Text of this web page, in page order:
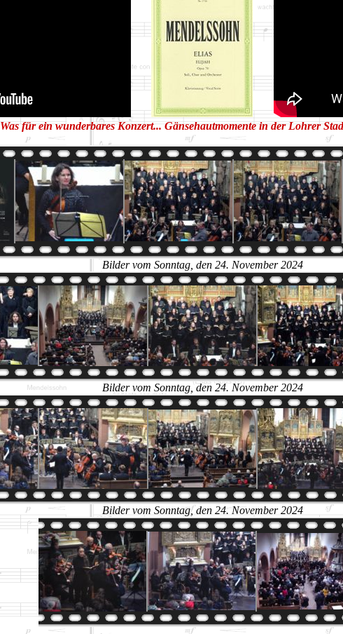
Was für ein wunderbares Konzert... Gänsehautmomente in der Lohrer
Bilder vom Sonntag, den 24. November 2024
Bilder vom Sonntag, den 24. November 2024
Bilder vom Sonntag, den 24. November 2024